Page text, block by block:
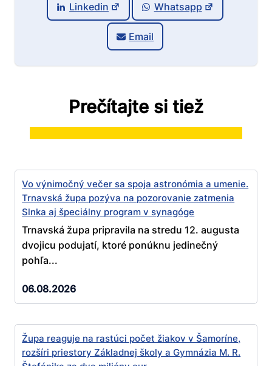
Linkedin Whatsapp
Email
Prečítajte si tiež
Vo výnimočný večer sa spoja astronómia a umenie.
Trnavská župa pozýva na pozorovanie zatmenia
Slnka aj špeciálny program v synagóge
Trnavská župa pripravila na stredu 12. augusta
dvojicu podujatí, ktoré ponúknu jedinečný
pohľa...
06.08.2026
Župa reaguje na rastúci počet žiakov v Šamoríne,
rozšíri priestory Základnej školy a Gymnázia M. R.